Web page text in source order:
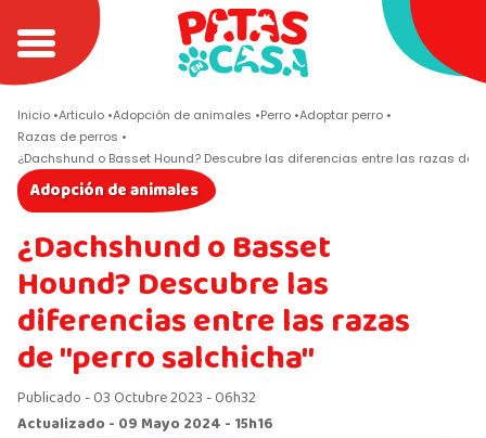
Inicio Articulo Adopción de animales Perro Adoptar perro
Razas de perros
¿Dachshund o Basset Hound? Descubre las diferencias entre las razas de
Adopción de animales
¿Dachshund o Basset
Hound? Descubre las
diferencias entre las razas
de "perro salchicha"
Publicado - 03 Octubre 2023 - 06h32
Actualizado - 09 Mayo 2024 - 15h16